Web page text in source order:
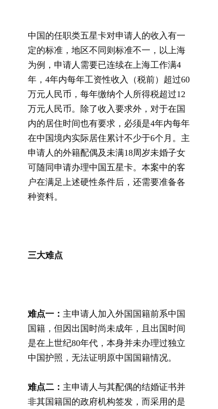
中国的任职类五星卡对申请人的收入有一
定的标准，地区不同则标准不一，以上海
为例，申请人需要已连续在上海工作满4
年，4年内每年工资性收入（税前）超过60
万元人民币，每年缴纳个人所得税超过12
万元人民币。除了收入要求外，对于在国
内的居住时间也有要求，必须是4年内每年
在中国境内实际居住累计不少于6个月。主
申请人的外籍配偶及未满18周岁未婚子女
可随同申请办理中国五星卡。本案中的客
户在满足上述硬性条件后，还需要准备各
种资料。
三大难点
难点一： 主申请人加入外国国籍前系中国
国籍，但因出国时尚未成年，且出国时间
是在上世纪80年代，本身并未办理过独立
中国护照，无法证明原中国国籍情况。
难点二： 主申请人与其配偶的结婚证书并
非其国籍国的政府机构签发，而采用的是